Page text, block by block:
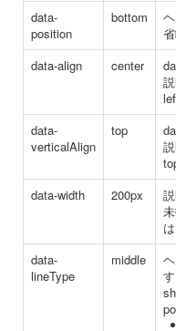
data-
position
bottom
data-align
center
data-
verticalAlign
top
data-width
200px
data-
lineType
middle